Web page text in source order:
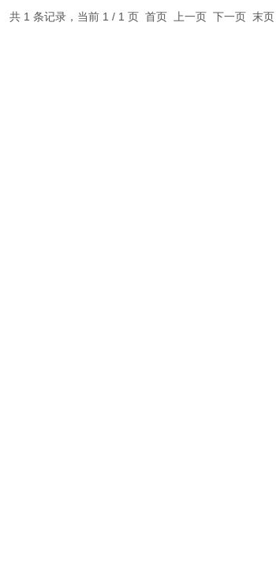
共 1 条记录，当前 1 / 1 页 首页 上一页 下一页 末